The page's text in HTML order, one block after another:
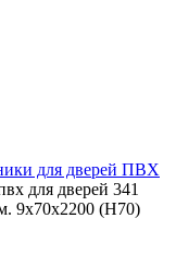
для дверей ПВХ
для дверей 341
9х70х2200 (Н70)